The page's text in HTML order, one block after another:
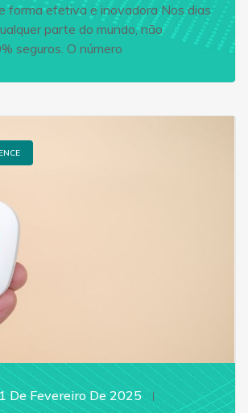
forma efetiva e inovadora Nos dias
parte do mundo, não
seguros. O número
De Fevereiro De 2025